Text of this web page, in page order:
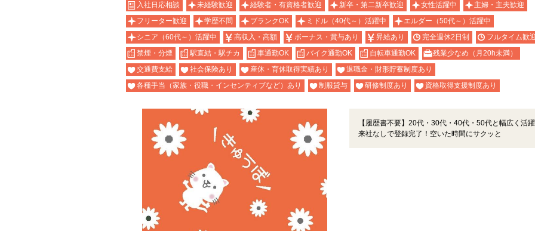
入社日応相談 未経験歓迎 経験者・有資格者歓迎 新卒・第二新卒歓迎 女性活躍中
主婦・主夫歓迎
フリーター歓迎
学歴不問 ブランクOK ミドル（40代～）活躍中
エルダー（50代～）活躍中
シニア（60代～）活躍中
高収入・高額 ボーナス・賞与あり 昇給あり 完全週休2日制
フルタイム歓
禁煙・分煙
駅直結・駅チカ 車通勤OK バイク通勤OK 自転車通勤OK
残業少なめ（月20h未満）
交通費支給
社会保険あり 産休・育休取得実績あり
退職金・財形貯蓄制度あり
各種手当（家族・役職・インセンティブなど）あり
制服貸与 研修制度あり 資格取得支援制度あり
【履歴書不要】20代・30代・40代・50代と幅広く活躍
来社なしで登録完了！空いた時間にサクッと